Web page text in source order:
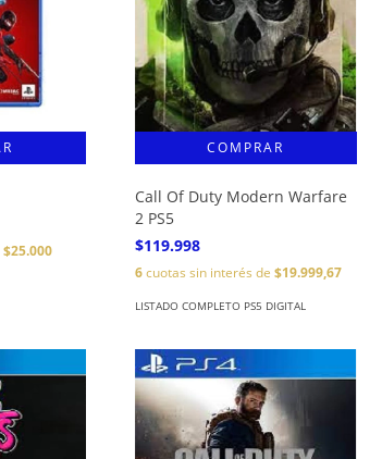
$25.000
Call Of Duty Modern Warfare
2 PS5
$119.998
6cuotas sin interés de $19.999,67
LISTADO COMPLETO PS5 DIGITAL